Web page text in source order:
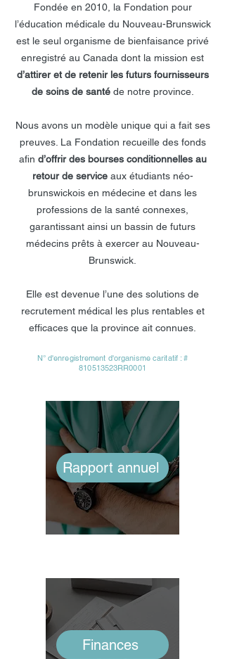
Fondée en 2010, la Fondation pour
l’éducation médicale du Nouveau-Brunswick
est le seul organisme de bienfaisance privé
enregistré au Canada dont la mission est
d’attirer et de retenir les futurs fournisseurs
de soins de santéde notre province.
Nous avons un modèle unique qui a fait ses
preuves. La Fondation recueille des fonds
afin d’offrir des bourses conditionnelles au
retour de serviceaux étudiants néo-
brunswickois en médecine et dans les
professions de la santé connexes,
garantissant ainsi un bassin de futurs
médecins prêts à exercer au Nouveau-
Brunswick.
Elle est devenue l’une des solutions de
recrutement médical les plus rentables et
efficaces que la province ait connues.
N° d'enregistrement d'organisme caritatif : #
810513523RR0001
Rapport annuel
Finances